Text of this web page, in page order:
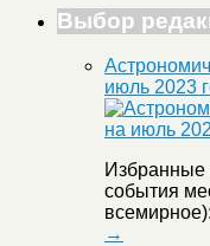
Выбор
июль 2023
Избранные
события
→